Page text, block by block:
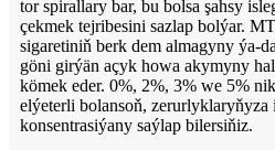
tor spirallary bar, bu bolsa şahsy
çekmek tejribesini sazlap bolýar.
sigaretiniň berk dem almagyny ýa-
göni girýän açyk howa akymyny
kömek eder. 0%, 2%, 3% we 5%
elýeterli bolansoň, zerurlyklaryňyza
konsentrasiýany saýlap bilersiňiz.